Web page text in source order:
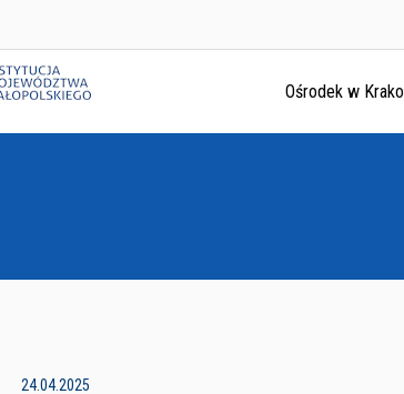
Ośrodek w
24.04.2025